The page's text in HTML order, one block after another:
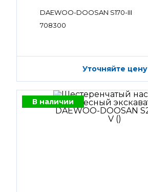
DAEWOO-DOOSAN S170-III
708300
Уточняйте цену
В наличии